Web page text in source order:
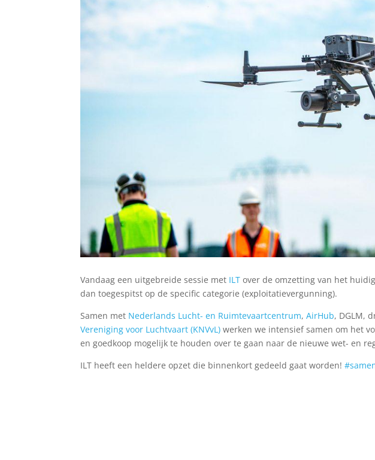
Vandaag een uitgebreide sessie met ILT over de omzetting van het
dan toegespitst op de specific categorie (exploitatievergunning).
Samen met Nederlands Lucht- en Ruimtevaartcentrum,AirHub, DGLM,
Vereniging voor Luchtvaart (KNVvL) werken we intensief samen om het
en goedkoop mogelijk te houden over te gaan naar de nieuwe wet- en
ILT heeft een heldere opzet die binnenkort gedeeld gaat worden!